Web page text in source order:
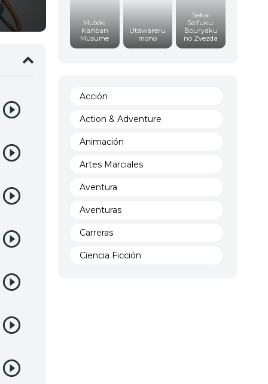
una
Muteki
Kanban
Musume
Utawareru
mono
Sekai
Seifuku:
Bouryaku
no Zvezda
Acción
Action & Adventure
Animación
Artes Marciales
Aventura
Aventuras
Carreras
Ciencia Ficción